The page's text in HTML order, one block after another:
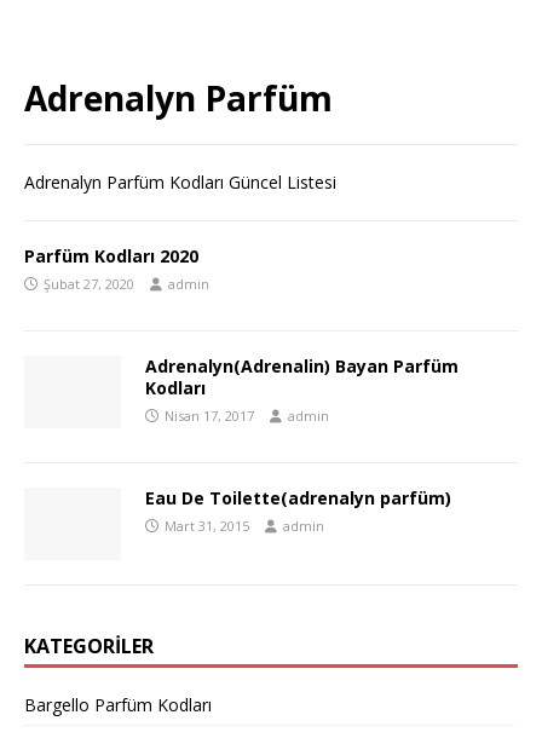
Adrenalyn Parfüm
Adrenalyn Parfüm Kodları Güncel Listesi
Parfüm Kodları 2020
Şubat 27, 2020 admin
Adrenalyn(Adrenalin) Bayan Parfüm
Kodları
Nisan 17, 2017 admin
Eau De Toilette(adrenalyn parfüm)
Mart 31, 2015 admin
KATEGORILER
Bargello Parfüm Kodları